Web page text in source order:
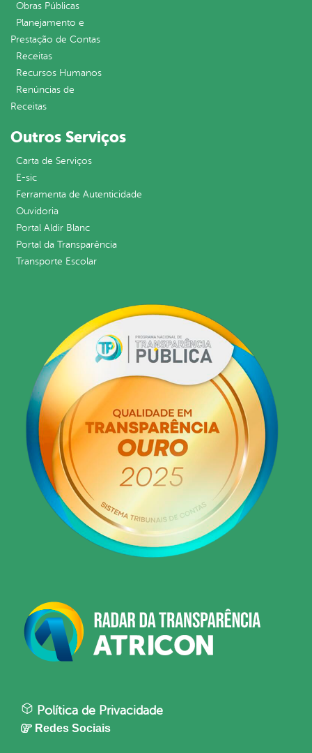
Obras Públicas
Planejamento e
Prestação de Contas
Receitas
Recursos Humanos
Renúncias de
Receitas
Outros Serviços
Carta de Serviços
E-sic
Ferramenta de Autenticidade
Ouvidoria
Portal Aldir Blanc
Portal da Transparência
Transporte Escolar
Política de Privacidade
Redes Sociais